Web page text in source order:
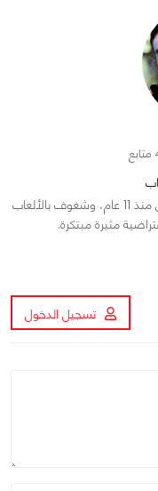
مراجع ومحرر لأخبار ألعاب الفيديو والمجال التقني منذ 11 عام، وشغوف بالألعاب
مثيرة مبتكرة.
تسجيل الدخول